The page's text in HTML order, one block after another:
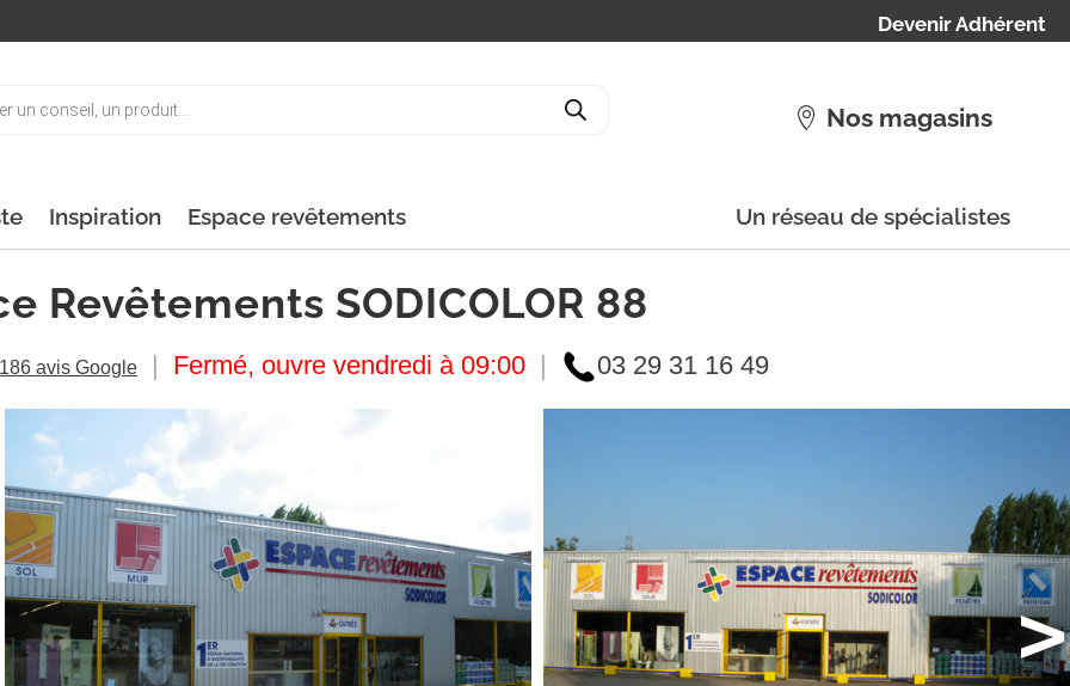
Devenir Adhérent
Nos magasins
Inspiration Espace revêtements Un réseau de spécialistes
Revêtements SODICOLOR 88
186 avis Google | Fermé, ouvre vendredi à 09:00 | 03 29 31 16 49
>